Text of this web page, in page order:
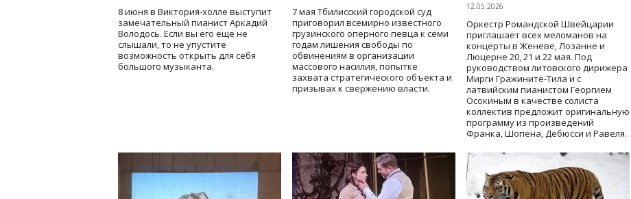
8 июня в Виктория-холле выступит
замечательный пианист Аркадий
Володось. Если вы его еще не
слышали, то не упустите
возможность открыть для себя
большого музыканта.
7 мая Тбилисский городской суд
приговорил всемирно известного
грузинского оперного певца к семи
годам лишения свободы по
обвинениям в организации
массового насилия, попытке
захвата стратегического объекта и
призывах к свержению власти.
12.05.2026
Оркестр Романдской Швейцарии
приглашает всех меломанов на
концерты в Женеве, Лозанне и
Люцерне 20, 21 и 22 мая. Под
руководством литовского дирижера
Мирги Гражините-Тила и с
латвийским пианистом Георгием
Осокиным в качестве солиста
коллектив предложит оригинальную
программу из произведений
Франка, Шопена, Дебюсси и Равеля.